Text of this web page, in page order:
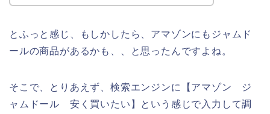
とふっと感じ、もしかしたら、アマゾンにもジャムド
ールの商品があるかも、、と思ったんですよね。
そこで、とりあえず、検索エンジンに【アマゾン ジ
ャムドール 安く買いたい】という感じで入力して調